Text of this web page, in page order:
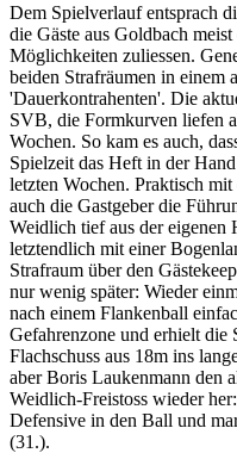
Dem Spielverlauf entsprach
die Gäste aus Goldbach
Möglichkeiten zuliessen.
beiden Strafräumen in einem
'Dauerkontrahenten'. Die
SVB, die Formkurven liefen
Wochen. So kam es auch,
Spielzeit das Heft in der
letzten Wochen. Praktisch
auch die Gastgeber die
Weidlich tief aus der eigenen
letztendlich mit einer
Strafraum über den
nur wenig später: Wieder
nach einem Flankenball
Gefahrenzone und erhielt die
Flachschuss aus 18m ins
aber Boris Laukenmann den
Weidlich-Freistoss wieder
Defensive in den Ball und
(31.).